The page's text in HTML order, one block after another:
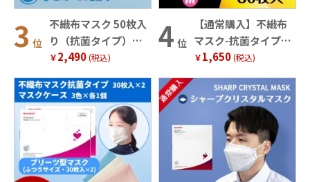
位
不織布マスク 50枚入
り（抗菌タイプ）＜
小さめサイズ＞
￥2,490(税込)
位
【通常購入】不織布
マスク-抗菌タイプ
（ふつうサイズ・30
￥1,650(税込)